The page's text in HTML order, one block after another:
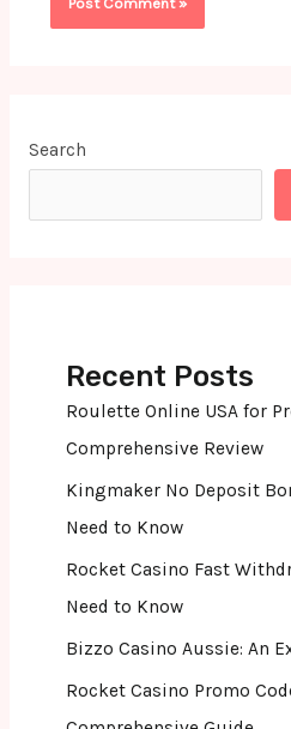
Search
Recent Posts
Roulette Online USA for
Comprehensive Review
Kingmaker No Deposit
Need to Know
Rocket Casino Fast
Need to Know
Bizzo Casino Aussie: An
Rocket Casino Promo